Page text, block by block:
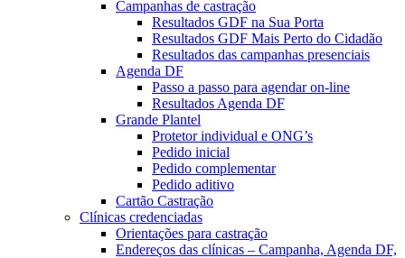
Campanhas de castração
Resultados GDF na Sua Porta
Resultados GDF Mais Perto do Cidadão
Resultados das campanhas presenciais
Agenda DF
Passo a passo para agendar on-line
Resultados Agenda DF
Grande Plantel
Protetor individual e ONG’s
Pedido inicial
Pedido complementar
Pedido aditivo
Cartão Castração
Clínicas credenciadas
Orientações para castração
Endereços das clínicas – Campanha, Agenda DF,